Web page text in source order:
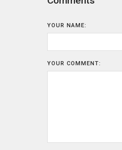
YOUR NAME:
YOUR COMMENT: